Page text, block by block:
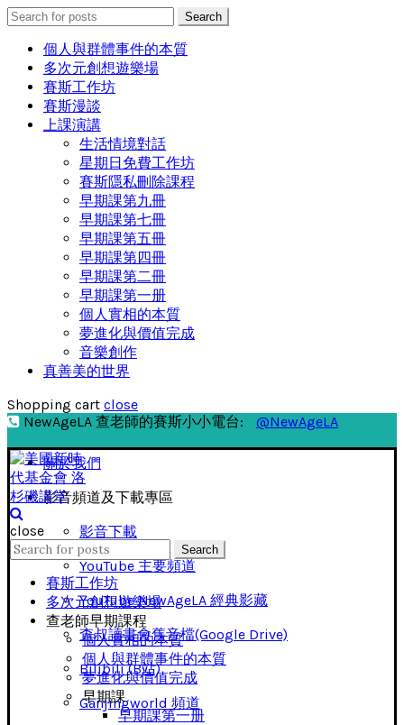
Search
for:
Search
個人與群體事件的本質
多次元創想遊樂場
賽斯工作坊
賽斯漫談
上課演講
生活情境對話
星期日免費工作坊
賽斯隱私刪除課程
早期課第九冊
早期課第七冊
早期課第五冊
早期課第四冊
早期課第二冊
早期課第一册
個人實相的本質
夢進化與價值完成
音樂創作
真善美的世界
Shopping cart close
NewAgeLA 查老師的賽斯小小電台:
@NewAgeLA
關於我們
影音頻道及下載專區
影音下載
YouTube 主要頻道
YouTube NewAgeLA 經典影藏
查叔讀書會舊音檔(Google Drive)
Bilibili (B站)
Ganjingworld 頻道
close
Search
for:
Search
賽斯工作坊
多次元創想遊樂場
查老師早期課程
個人實相的本質
個人與群體事件的本質
夢進化與價值完成
早期課
早期課第一册